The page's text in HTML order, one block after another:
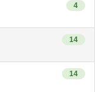
4
14
14